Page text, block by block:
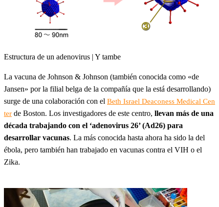
Estructura de un adenovirus | Y tambe
La vacuna de Johnson & Johnson (también conocida como «de
Jansen» por la filial belga de la compañía que la está desarrollando)
surge de una colaboración con el Beth Israel Deaconess Medical Cen
ter de Boston. Los investigadores de este centro, llevan más de una
década trabajando con el ‘adenovirus 26’ (Ad26) para
desarrollar vacunas. La más conocida hasta ahora ha sido la del
ébola, pero también han trabajado en vacunas contra el VIH o el
Zika.